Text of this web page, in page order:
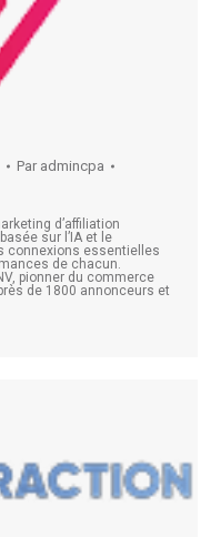
Par admincpa
d’affiliation
sur l’IA et le
connexions essentielles
de chacun.
pionner du commerce
de 1800 annonceurs et